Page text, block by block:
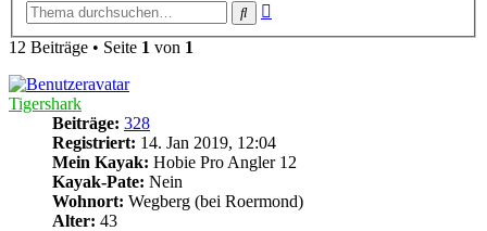
Suche
12 Beiträge • Seite 1 von 1
Tigershark
Beiträge: 328
Registriert: 14. Jan 2019, 12:04
Mein Kayak: Hobie Pro Angler 12
Kayak-Pate: Nein
Wohnort: Wegberg (bei Roermond)
Alter: 43